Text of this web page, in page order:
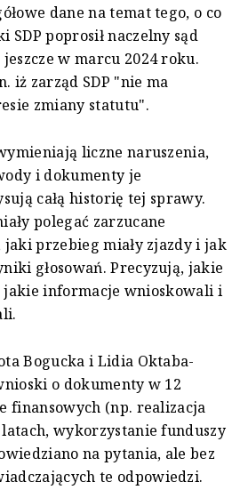
dane na temat tego, o co
SDP poprosił naczelny sąd
w marcu 2024 roku.
iż zarząd SDP "nie ma
zmiany statutu".
liczne naruszenia,
i dokumenty je
całą historię tej sprawy.
polegać zarzucane
jaki przebieg miały zjazdy i jak
głosowań. Precyzują, jakie
jakie informacje wnioskowali i
Bogucka i Lidia Oktaba-
o dokumenty w 12
finansowych (np. realizacja
wykorzystanie funduszy
na pytania, ale bez
te odpowiedzi.